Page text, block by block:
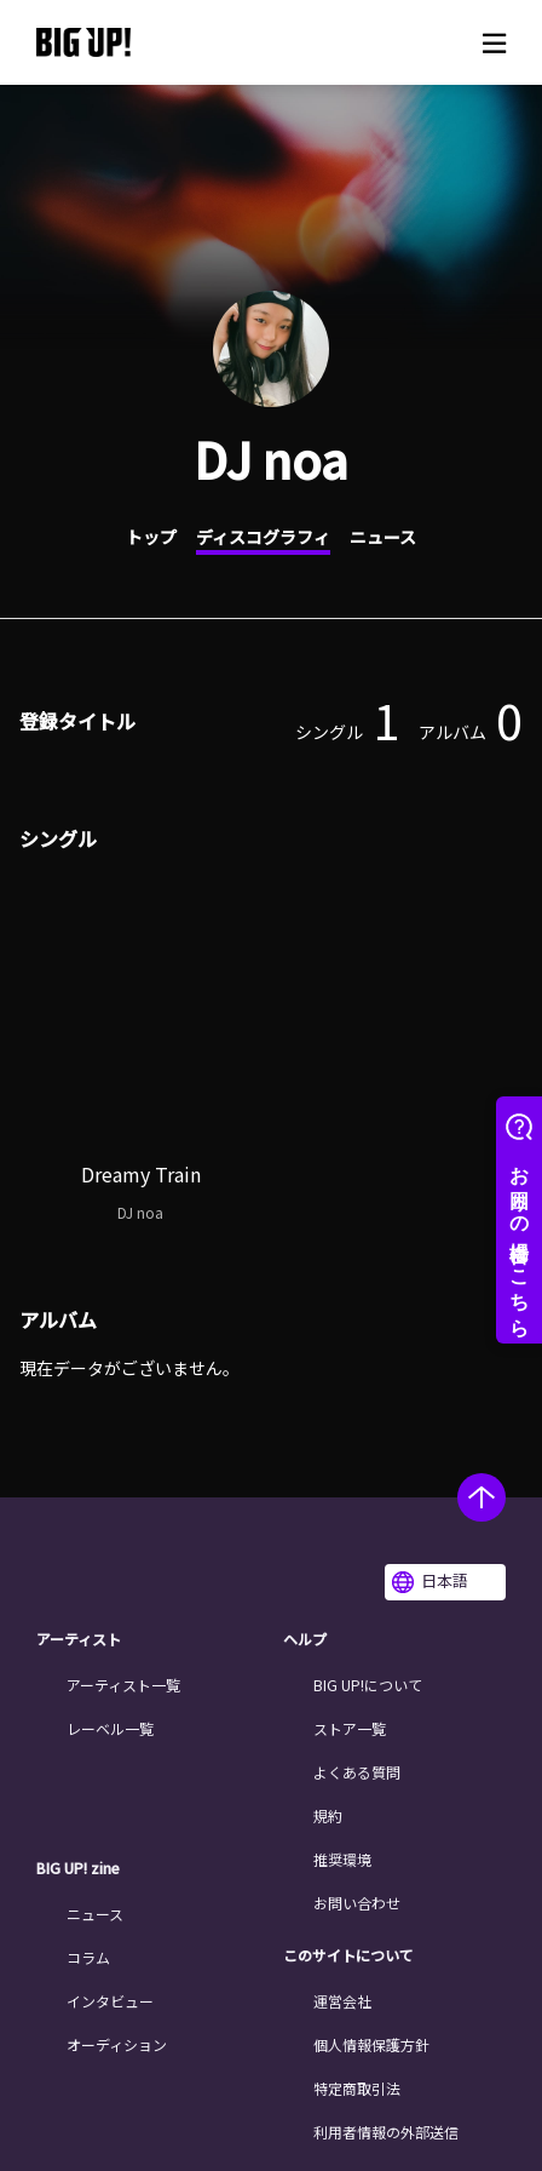
BIG UP!について
ニュース
料金プラン
サポート
ご利用の流れ
よくある質問
DJ noa
トップ ディスコグラフィ ニュース
登録タイトル シングル 1 アルバム 0
シングル
Dreamy Train
DJ noa
アルバム
現在データがございません。
日本語
アーティスト
アーティスト一覧
レーベル一覧
BIG UP! zine
ニュース
コラム
インタビュー
オーディション
ヘルプ
BIG UP!について
ストア一覧
よくある質問
規約
推奨環境
お問い合わせ
このサイトについて
運営会社
個人情報保護方針
特定商取引法
利用者情報の外部送信